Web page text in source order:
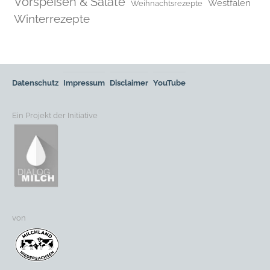
Weihnachtsrezepte Westfalen
Winterrezepte
Datenschutz Impressum Disclaimer YouTube
Ein Projekt der Initiative
von